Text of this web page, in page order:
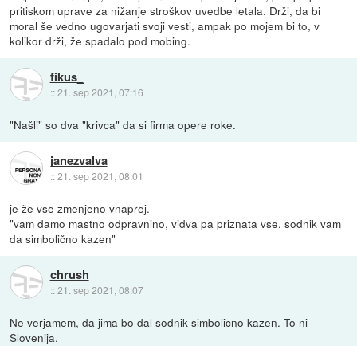
pritiskom uprave za nižanje stroškov uvedbe letala. Drži, da bi
moral še vedno ugovarjati svoji vesti, ampak po mojem bi to, v
kolikor drži, že spadalo pod mobing.
fikus_
::21. sep 2021, 07:16
"Našli" so dva "krivca" da si firma opere roke.
janezvalva
::21. sep 2021, 08:01
je že vse zmenjeno vnaprej.
"vam damo mastno odpravnino, vidva pa priznata vse. sodnik vam
da simbolično kazen"
chrush
::21. sep 2021, 08:07
Ne verjamem, da jima bo dal sodnik simbolicno kazen. To ni
Slovenija.